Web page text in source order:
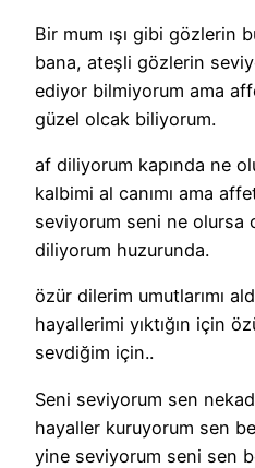
Bir mum ışı gibi gözlerin
bana, ateşli gözlerin
ediyor bilmiyorum ama
güzel olcak biliyorum.
af diliyorum kapında ne
kalbimi al canımı ama
seviyorum seni ne olursa
diliyorum huzurunda.
özür dilerim umutlarımı
hayallerimi yıktığın için
sevdiğim için..
Seni seviyorum sen
hayaller kuruyorum sen
yine seviyorum seni sen